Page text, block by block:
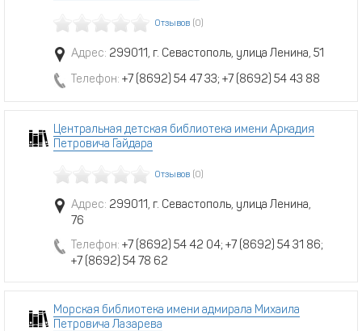
Отзывов (0)
Адрес: 299011, г. Севастополь, улица Ленина, 51
Телефон: +7 (8692) 54 47 33; +7 (8692) 54 43 88
Центральная детская библиотека имени Аркадия
Петровича Гайдара
Отзывов (0)
Адрес: 299011, г. Севастополь, улица Ленина,
76
Телефон: +7 (8692) 54 42 04; +7 (8692) 54 31 86;
+7 (8692) 54 78 62
Морская библиотека имени адмирала Михаила
Петровича Лазарева